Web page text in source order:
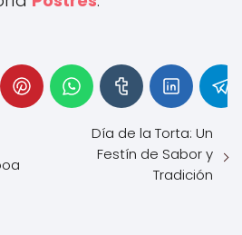
Día de la Torta: Un
Festín de Sabor y
Tradición